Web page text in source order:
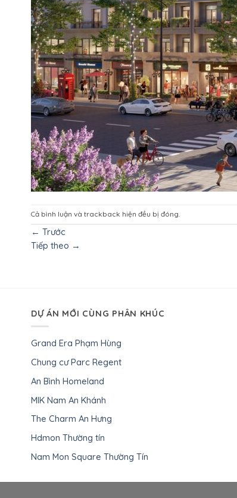
Cả bình luận và trackback hiện đều bị đóng.
← Trước
Tiếp theo →
DỰ ÁN MỚI CÙNG PHÂN KHÚC
Grand Era Phạm Hùng
Chung cư Parc Regent
An Bình Homeland
MIK Nam An Khánh
The Charm An Hưng
Hdmon Thường tín
Nam Mon Square Thường Tín